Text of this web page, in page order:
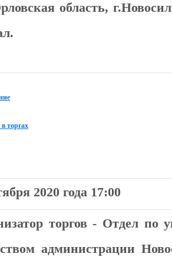
область,
торгах
2020 года 17:00
торгов - Отдел по
администрации